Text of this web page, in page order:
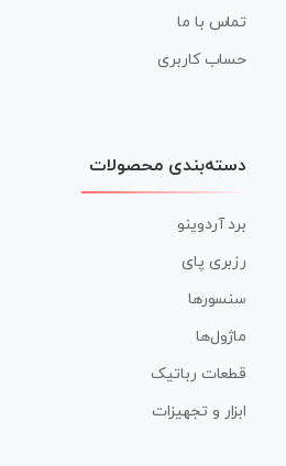
تماس با ما
حساب کاربری
دسته‌بندی محصولات
برد آردوینو
رزبری پای
سنسورها
ماژول‌ها
قطعات رباتیک
ابزار و تجهیزات